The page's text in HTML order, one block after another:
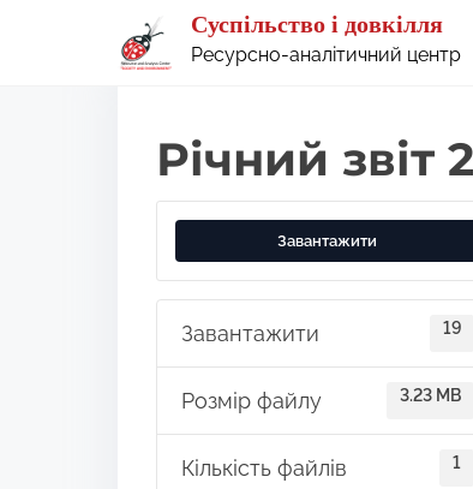
Суспільство і довкілля
Ресурсно-аналітичний центр
Річний звіт
Завантажити
Завантажити 19
Розмір файлу 3.23 MB
Кількість файлів 1